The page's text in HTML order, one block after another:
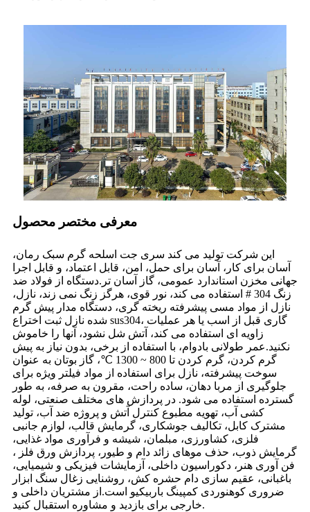
معرفی مختصر محصول
این شرکت تولید می کند سری جت اسلحه گرم سبک رمان،
آسان برای کار، آسان برای حمل، امن، قابل اعتماد، و قابل اجرا
جهانی مخزن استاندارد عمومی، گاز آسان تر.دستگاه از فولاد ضد
زنگ 304 # استفاده می کند، نور قوی، هرگز زنگ نمی زند، نازل،
نازل از مواد مسی پیشرفته ریخته گری، دستگاه مدار پیش گرم
شده نازل ثبت اختراع sus304، گاری قبل از اسب یا هر عملیات
زاویه ای استفاده می کند، آتش شل نشود، آنها را خاموش
نکنید.عمر طولانی بادوام، با استفاده از برخی، بدون نیاز به پیش
گرم کردن، گرم کردن تا 800 ~ 1300 ℃، گاز بوتان به عنوان
سوخت پیشرفته، نازل برای استفاده از مواد فیلتر ویژه برای
جلوگیری از مربا دهان، ساده راحت، مقرون به صرفه، به طور
گسترده استفاده می شود. در پردازش های مختلف صنعتی، لوله
کشی آب، تهویه مطبوع کنترل آتش و پروژه ضد آب، تولید
مشترک کابل، تکالیف جوشکاری، گرمایش قالب، لوازم جانبی
فلزی، کشاورزی، مبلمان، شیشه و فرآوری مواد غذایی،
گرمایش ذوب، حذف موهای زائد دام و طیور، پردازش ورق فلز ،
فن آوری هنر، دکوراسیون داخلی، آزمایشات فیزیکی و شیمیایی،
باغبانی، عقیم سازی دام حشره کش، روشنایی زغال سنگ ابزار
ضروری کوهنوردی کمپینگ باربیکیو است.از مشتریان داخلی و
خارجی برای بازدید و مشاوره استقبال کنید.